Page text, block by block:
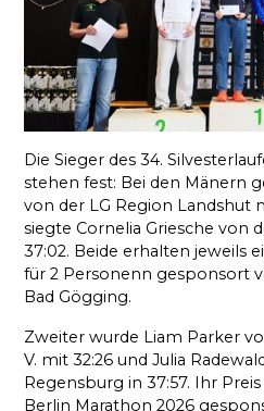
Die Sieger des 34.
stehen fest: Bei den Mänern
von der LG Region Landshut
siegte Cornelia Griesche von
37:02. Beide erhalten jeweils
für 2 Personenn gesponsort
Bad Gögging.
Zweiter wurde Liam Parker
V. mit 32:26 und Julia
Regensburg in 37:57. Ihr
Berlin Marathon 2026